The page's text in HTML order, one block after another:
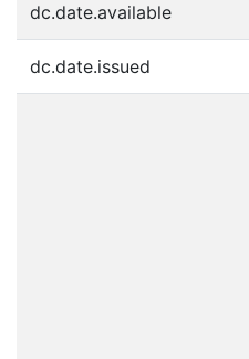
dc.date.available
dc.date.issued